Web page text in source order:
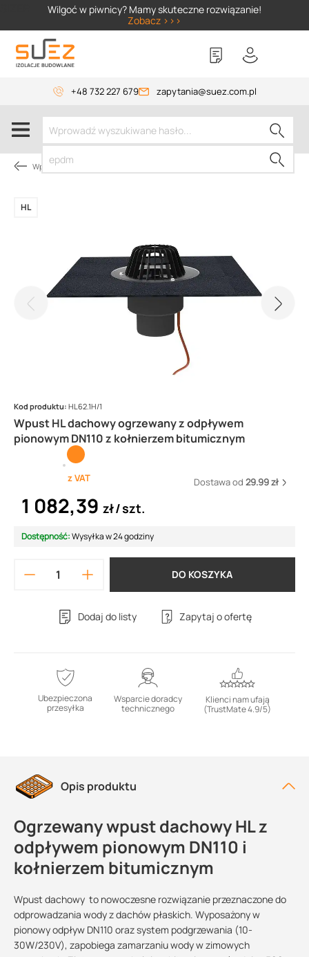
Wilgoć w piwnicy? Mamy skuteczne rozwiązanie!
Zobacz >>>
+48 732 227 679 zapytania@suez.com.pl
Wpusty i akcesoria
Wpust HL dachowy ogrzewany z odpływem
pionowym DN110 z kołnierzem bitumicznym
HL
Kod produktu: HL62.1H/1
z VAT Dostawa od 29.99 zł
1 082,39 zł szt.
Dostępność:Wysyłka w 24 godziny
DO KOSZYKA
Dodaj do listy Zapytaj o ofertę
Ubezpieczona
przesyłka
Wsparcie doradcy
technicznego
Klienci nam ufają
(TrustMate 4.9/5)
Opis produktu
Ogrzewany wpust dachowy HL z
odpływem pionowym DN110 i
kołnierzem bitumicznym
Wpust dachowy to nowoczesne rozwiązanie przeznaczone do
odprowadzania wody z dachów płaskich. Wyposażony w
pionowy odpływ DN110 oraz system podgrzewania (10-
30W/230V), zapobiega zamarzaniu wody w zimowych